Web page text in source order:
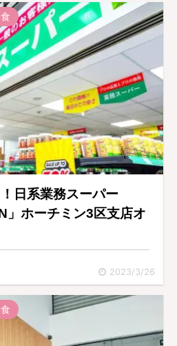
日系業務スーパー
」ホーチミン3区支店オ
2023/3/26